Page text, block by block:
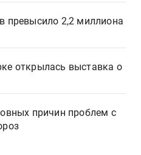
превысило 2,2 миллиона
открылась выставка о
причин проблем с